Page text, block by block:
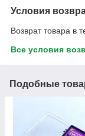
Условия
Возврат товара в
Все условия
Подобные